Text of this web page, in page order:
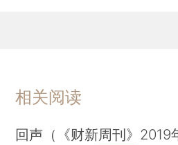
相关阅读
回声（《财新周刊》2019